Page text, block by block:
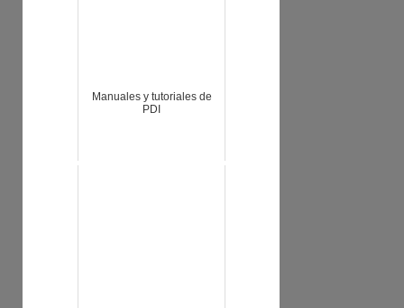
Manuales y tutoriales de
PDI